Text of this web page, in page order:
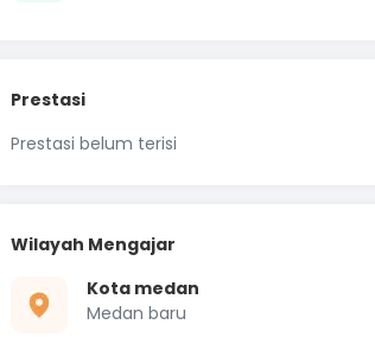
Prestasi
Prestasi belum terisi
Wilayah Mengajar
Kota medan
Medan baru